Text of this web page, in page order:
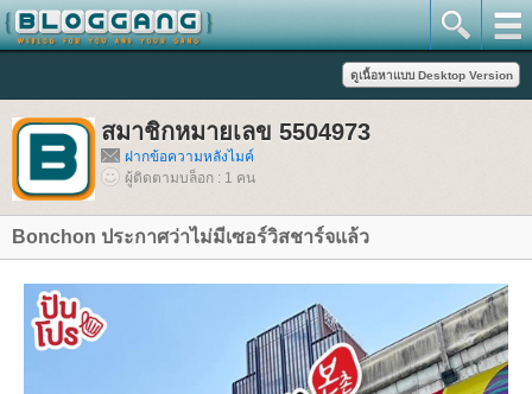
สมาชิกหมายเลข 5504973
ฝากข้อความหลังไมค์
ผู้ติดตามบล็อก : 1 คน
Bonchon ประกาศว่าไม่มีเซอร์วิสชาร์จแล้ว